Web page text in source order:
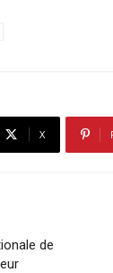
X
de